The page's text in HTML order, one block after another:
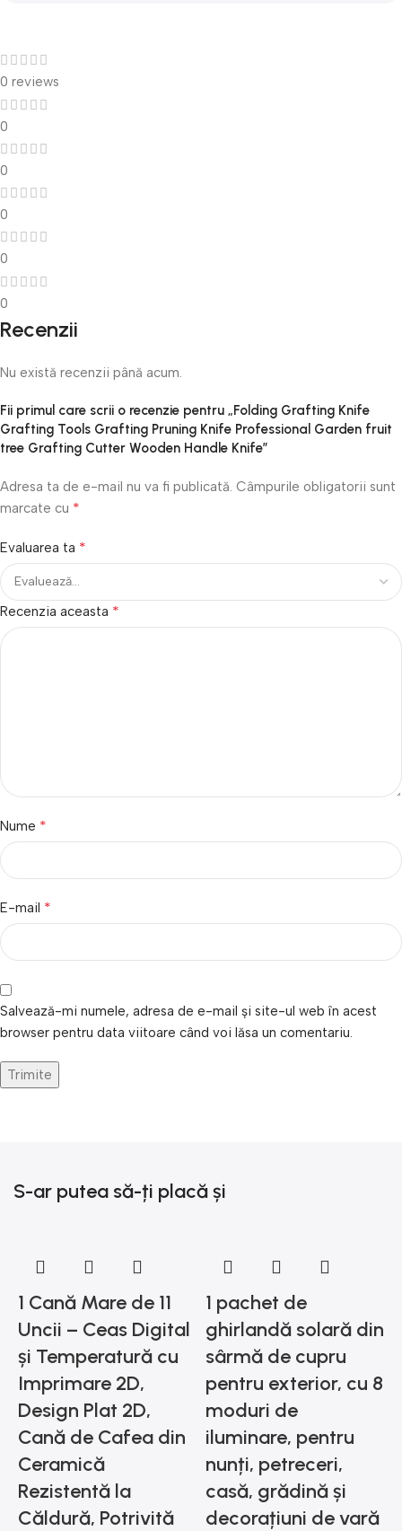
0 reviews
0
0
0
0
0
Recenzii
Nu există recenzii până acum.
Fii primul care scrii o recenzie pentru „Folding Grafting Knife
Grafting Tools Grafting Pruning Knife Professional Garden fruit
tree Grafting Cutter Wooden Handle Knife”
Adresa ta de e-mail nu va fi publicată. Câmpurile obligatorii sunt
marcate cu *
Evaluarea ta *
Recenzia aceasta *
Nume *
E-mail *
Salvează-mi numele, adresa de e-mail și site-ul web în acest
browser pentru data viitoare când voi lăsa un comentariu.
S-ar putea să-ți placă și
1 Cană Mare de 11
Uncii – Ceas Digital
și Temperatură cu
Imprimare 2D,
Design Plat 2D,
Cană de Cafea din
Ceramică
Rezistentă la
Căldură, Potrivită
1 pachet de
ghirlandă solară din
sârmă de cupru
pentru exterior, cu 8
moduri de
iluminare, pentru
nunți, petreceri,
casă, grădină și
decorațiuni de vară